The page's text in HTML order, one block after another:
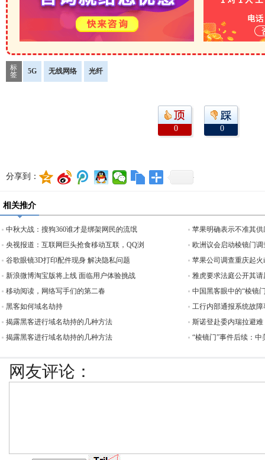
标
签
5G 无线网络 光纤
0 0
分享到：
相关推介
中秋大战：搜狗360谁才是绑架网民的流氓
央视报道：互联网巨头抢食移动互联，QQ浏
谷歌眼镜3D打印配件现身 解决隐私问题
新浪微博淘宝版将上线 面临用户体验挑战
移动阅读，网络写手们的第二春
黑客如何域名劫持
揭露黑客进行域名劫持的几种方法
揭露黑客进行域名劫持的几种方法
苹果明确表示不准其
欧洲议会启动棱镜门
苹果公司调查重庆起火
雅虎要求法庭公开其
中国黑客眼中的“棱镜
工行内部通报系统故
斯诺登赴委内瑞拉避
“棱镜门”事件后续：
网友评论：